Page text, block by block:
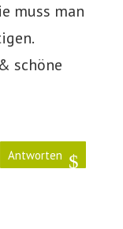
muss man
schöne
Antworten